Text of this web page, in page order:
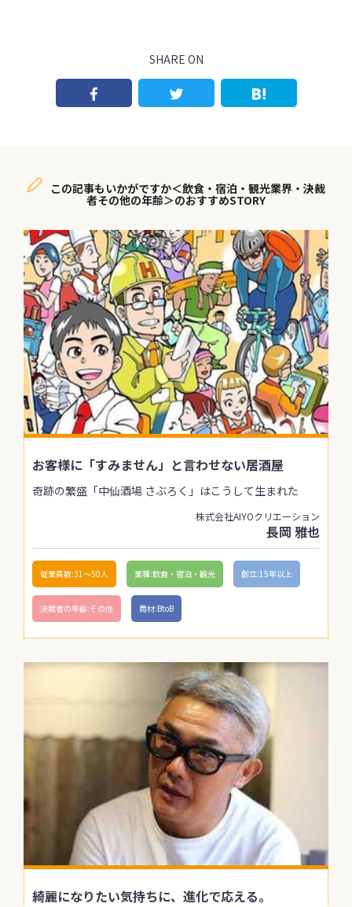
SHARE ON
この記事もいかがですか＜飲食・宿泊・観光業界・決裁
者その他の年齢＞のおすすめSTORY
お客様に「すみません」と言わせない居酒屋
奇跡の繁盛「中仙酒場 さぶろく」はこうして生まれた
株式会社AIYOクリエーション
長岡 雅也
従業員数:31〜50人 業種:飲食・宿泊・観光 創立:15年以上
決裁者の年齢:その他 商材:BtoB
綺麗になりたい気持ちに、進化で応える。